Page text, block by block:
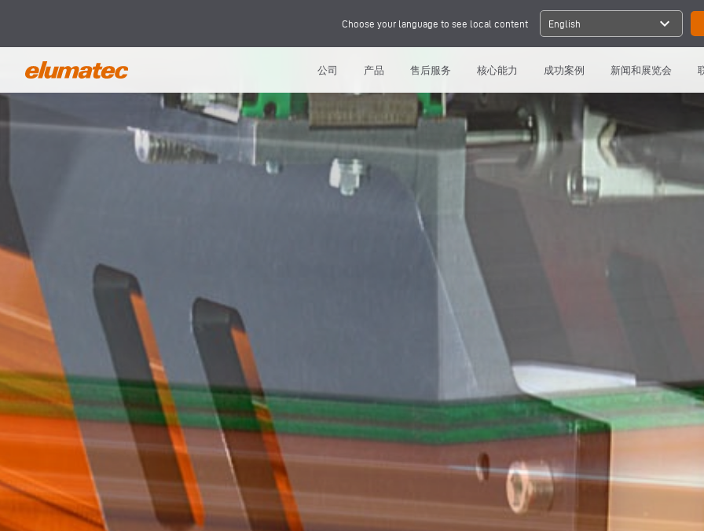
Choose your language to see local content English expand_more
公司 产品 售后服务 核心能力 成功案例 新闻和展览会